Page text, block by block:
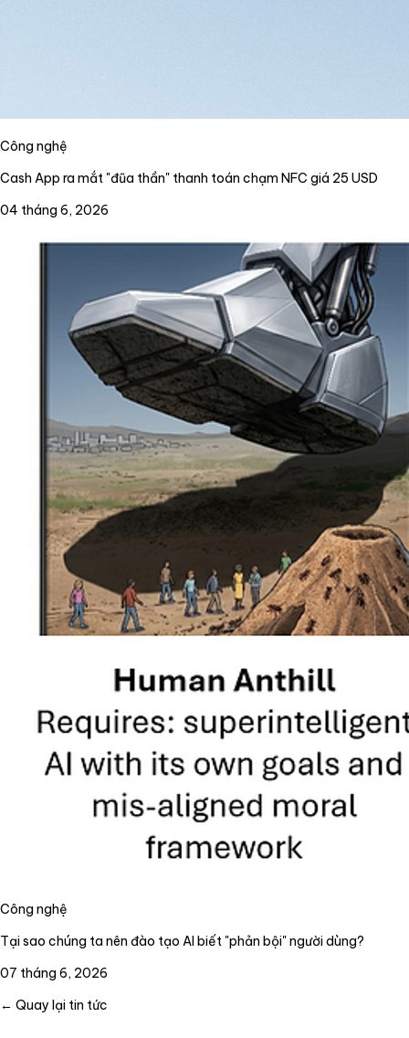
Công nghệ
Cash App ra mắt "đũa thần" thanh toán chạm NFC giá 25 USD
04 tháng 6, 2026
Công nghệ
Tại sao chúng ta nên đào tạo AI biết "phản bội" người dùng?
07 tháng 6, 2026
← Quay lại tin tức